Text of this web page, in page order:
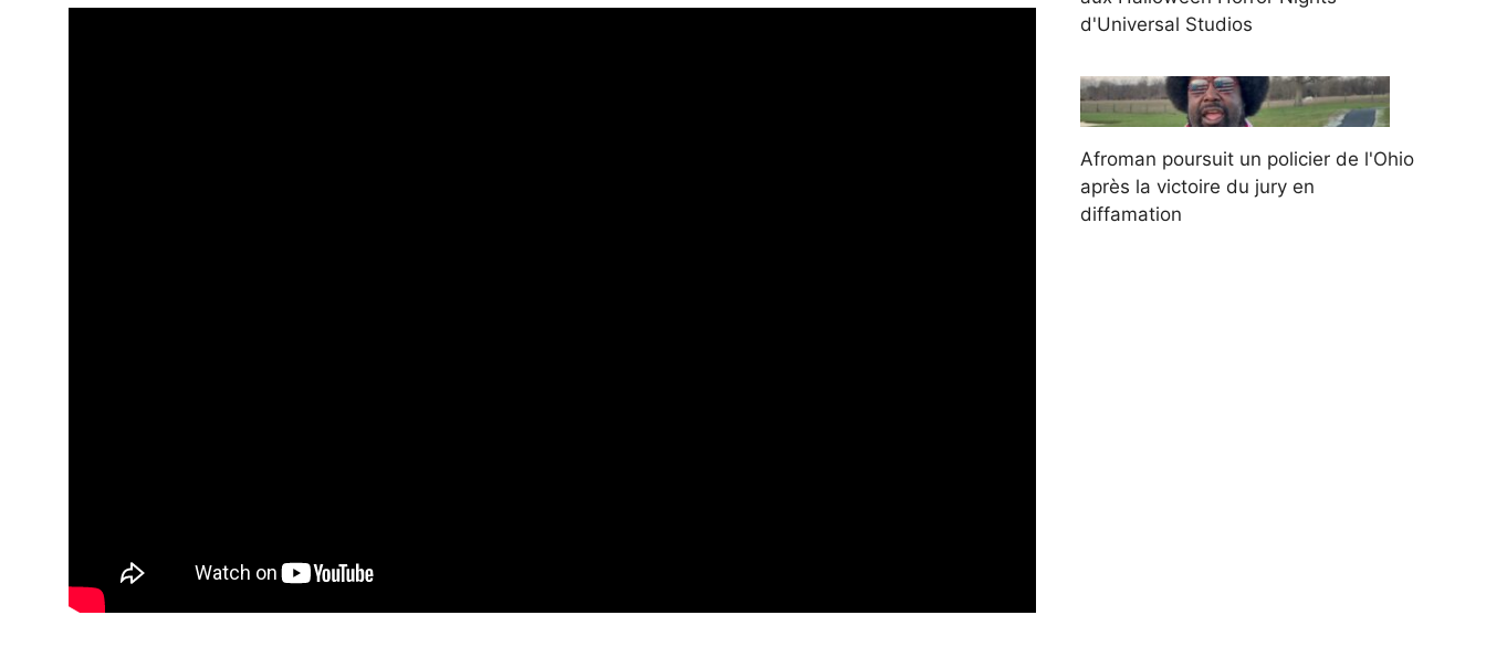
d'Universal Studios
Afroman poursuit un policier de l'Ohio
après la victoire du jury en
diffamation